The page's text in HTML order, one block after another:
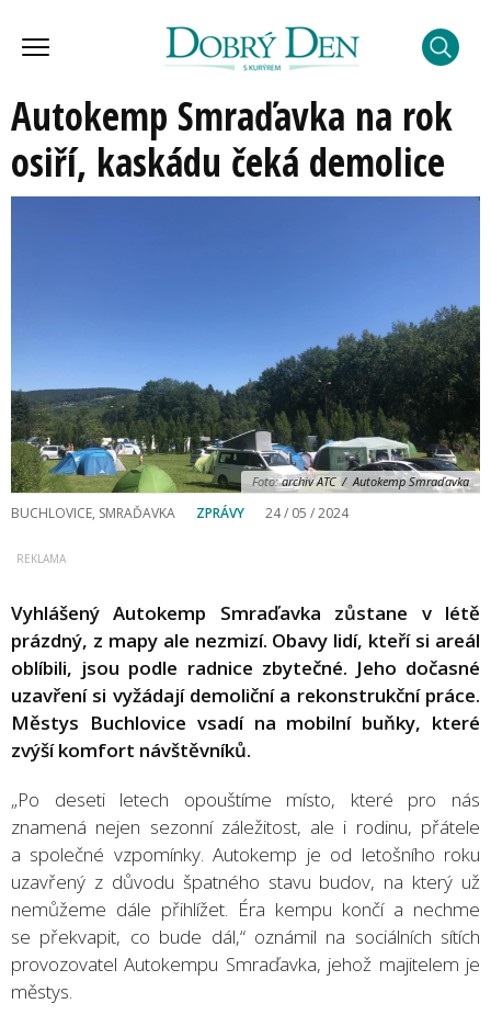
Autokemp Smraďavka na rok
osiří, kaskádu čeká demolice
Foto:archiv ATC / Autokemp Smraďavka
BUCHLOVICE, SMRAĎAVKA ZPRÁVY 24 / 05 / 2024
Vyhlášený Autokemp Smraďavka zůstane v létě
prázdný, z mapy ale nezmizí. Obavy lidí, kteří si areál
oblíbili, jsou podle radnice zbytečné. Jeho dočasné
uzavření si vyžádají demoliční a rekonstrukční práce.
Městys Buchlovice vsadí na mobilní buňky, které
zvýší komfort návštěvníků.
„Po deseti letech opouštíme místo, které pro nás
znamená nejen sezonní záležitost, ale i rodinu, přátele
a společné vzpomínky. Autokemp je od letošního roku
uzavřený z důvodu špatného stavu budov, na který už
nemůžeme dále přihlížet. Éra kempu končí a nechme
se překvapit, co bude dál,“ oznámil na sociálních sítích
provozovatel Autokempu Smraďavka, jehož majitelem je
městys.